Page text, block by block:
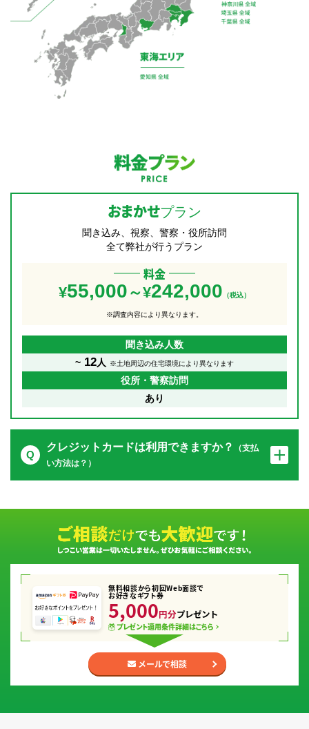
料金プラン
おまかせプラン
聞き込み、視察、警察・役所訪問
全て弊社が行うプラン
料金
¥55,000 ～¥242,000 （税込）
※調査内容により異なります。
聞き込み人数
~ 12人 ※土地周辺の住宅環境により異なります
役所・警察訪問
あり
クレジットカードは利用できますか？
（支払
い方法は？）
無料相談から初回Web面談で
お好きなギフト券
5,000円分プレゼント
プレゼント適用条件詳細はこちら
メールで相談